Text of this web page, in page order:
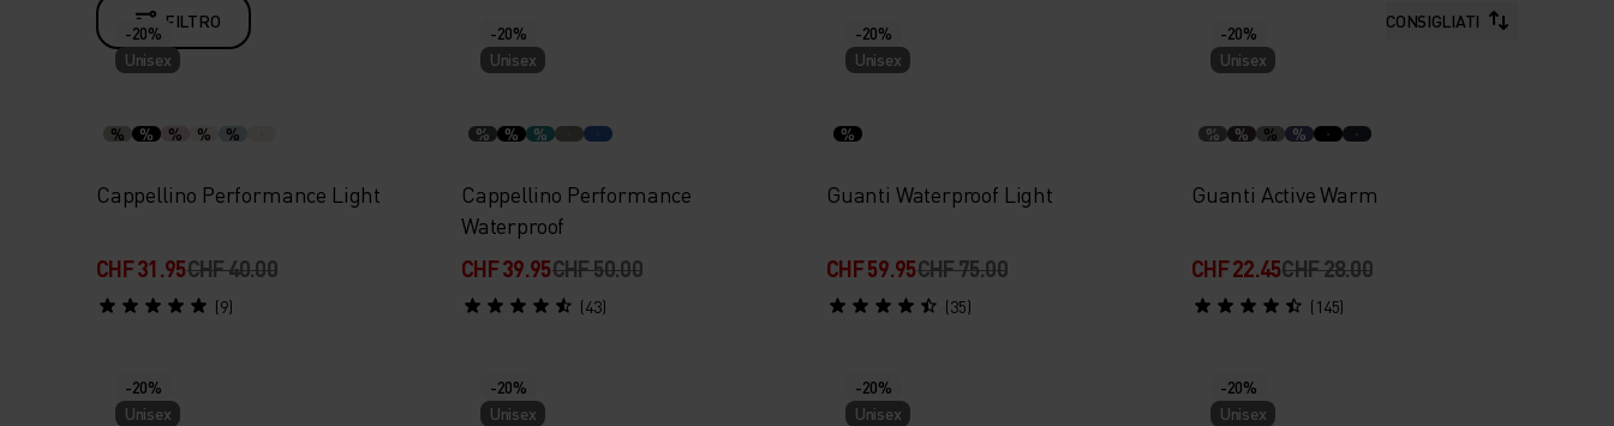
FILTRO CONSIGLIATI
-20%
Unisex
% % % % %
Cappellino Performance Light
CHF 31.95CHF 40.00
(9)
-20%
Unisex
% % %
Cappellino Performance
Waterproof
CHF 39.95CHF 50.00
(43)
-20%
Unisex
%
Guanti Waterproof Light
CHF 59.95CHF 75.00
(35)
-20%
Unisex
% % % %
Guanti Active Warm
CHF 22.45CHF 28.00
(145)
-20%
Unisex
-20%
Unisex
-20%
Unisex
-20%
Unisex